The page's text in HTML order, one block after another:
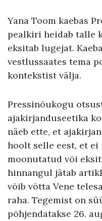
Yana Toom kaebas
pealkiri heidab talle
eksitab lugejat.
vestlussaates tema
kontekstist välja.
Pressinõukogu
ajakirjanduseetika
näeb ette, et
hoolt selle eest, et ei
moonutatud või
hinnangul jätab
võib võtta Vene
raha. Tegemist on
põhjendatakse 26.